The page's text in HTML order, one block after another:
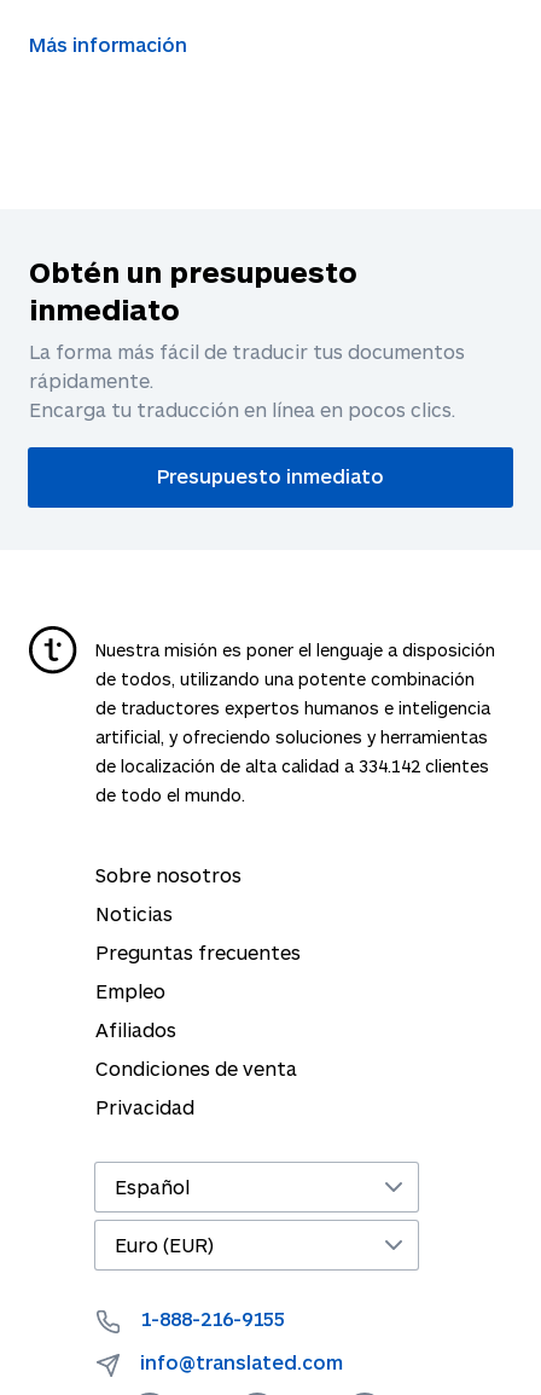
Más información
Obtén un presupuesto
inmediato
La forma más fácil de traducir tus documentos
rápidamente.
Encarga tu traducción en línea en pocos clics.
Presupuesto inmediato
Nuestra misión es poner el lenguaje a disposición
de todos, utilizando una potente combinación
de traductores expertos humanos e inteligencia
artificial, y ofreciendo soluciones y herramientas
de localización de alta calidad a 334.142 clientes
de todo el mundo.
Sobre nosotros
Noticias
Preguntas frecuentes
Empleo
Afiliados
Condiciones de venta
Privacidad
1-888-216-9155
info@translated.com